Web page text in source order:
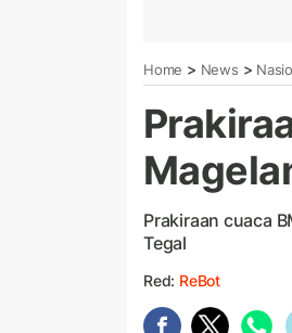
Home > News >
Prakiraan cuaca
Tegal
Red: ReBot